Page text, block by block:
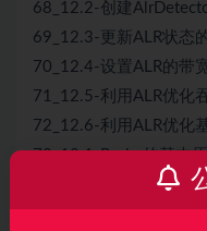
68_12.2-创建
69_12.3-更新ALR状态
70_12.4-设置ALR的带
71_12.5-利用ALR优化
72_12.6-利用ALR优化
73_13.1-Probe的基本
74_13.2-设置起始码率
75_13.3-初始化